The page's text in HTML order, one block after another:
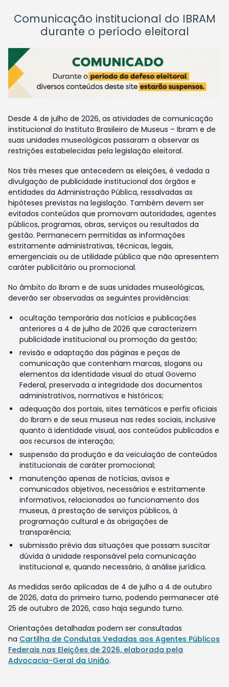
Comunicação institucional do IBRAM
durante o período eleitoral
Desde 4 de julho de 2026, as atividades de comunicação
institucional do Instituto Brasileiro de Museus – Ibram e de
suas unidades museológicas passaram a observar as
restrições estabelecidas pela legislação eleitoral.
Nos três meses que antecedem as eleições, é vedada a
divulgação de publicidade institucional dos órgãos e
entidades da Administração Pública, ressalvadas as
hipóteses previstas na legislação. Também devem ser
evitados conteúdos que promovam autoridades, agentes
públicos, programas, obras, serviços ou resultados da
gestão. Permanecem permitidas as informações
estritamente administrativas, técnicas, legais,
emergenciais ou de utilidade pública que não apresentem
caráter publicitário ou promocional.
No âmbito do Ibram e de suas unidades museológicas,
deverão ser observadas as seguintes providências:
ocultação temporária das notícias e publicações
anteriores a 4 de julho de 2026 que caracterizem
publicidade institucional ou promoção da gestão;
revisão e adaptação das páginas e peças de
comunicação que contenham marcas, slogans ou
elementos da identidade visual do atual Governo
Federal, preservada a integridade dos documentos
administrativos, normativos e históricos;
adequação dos portais, sites temáticos e perfis oficiais
do Ibram e de seus museus nas redes sociais, inclusive
quanto à identidade visual, aos conteúdos publicados e
aos recursos de interação;
suspensão da produção e da veiculação de conteúdos
institucionais de caráter promocional;
manutenção apenas de notícias, avisos e
comunicados objetivos, necessários e estritamente
informativos, relacionados ao funcionamento dos
museus, à prestação de serviços públicos, à
programação cultural e às obrigações de
transparência;
submissão prévia das situações que possam suscitar
dúvida à unidade responsável pela comunicação
institucional e, quando necessário, à análise jurídica.
As medidas serão aplicadas de 4 de julho a 4 de outubro
de 2026, data do primeiro turno, podendo permanecer até
25 de outubro de 2026, caso haja segundo turno.
Orientações detalhadas podem ser consultadas
na Cartilha de Condutas Vedadas aos Agentes Públicos
Federais nas Eleições de 2026, elaborada pela
Advocacia-Geral da União.